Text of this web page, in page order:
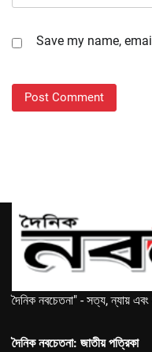
Save my name,
দৈনিক নবচেতনা" - সত্য, ন্যায়
দৈনিক নবচেতনা: জাতীয় পত্রিকা